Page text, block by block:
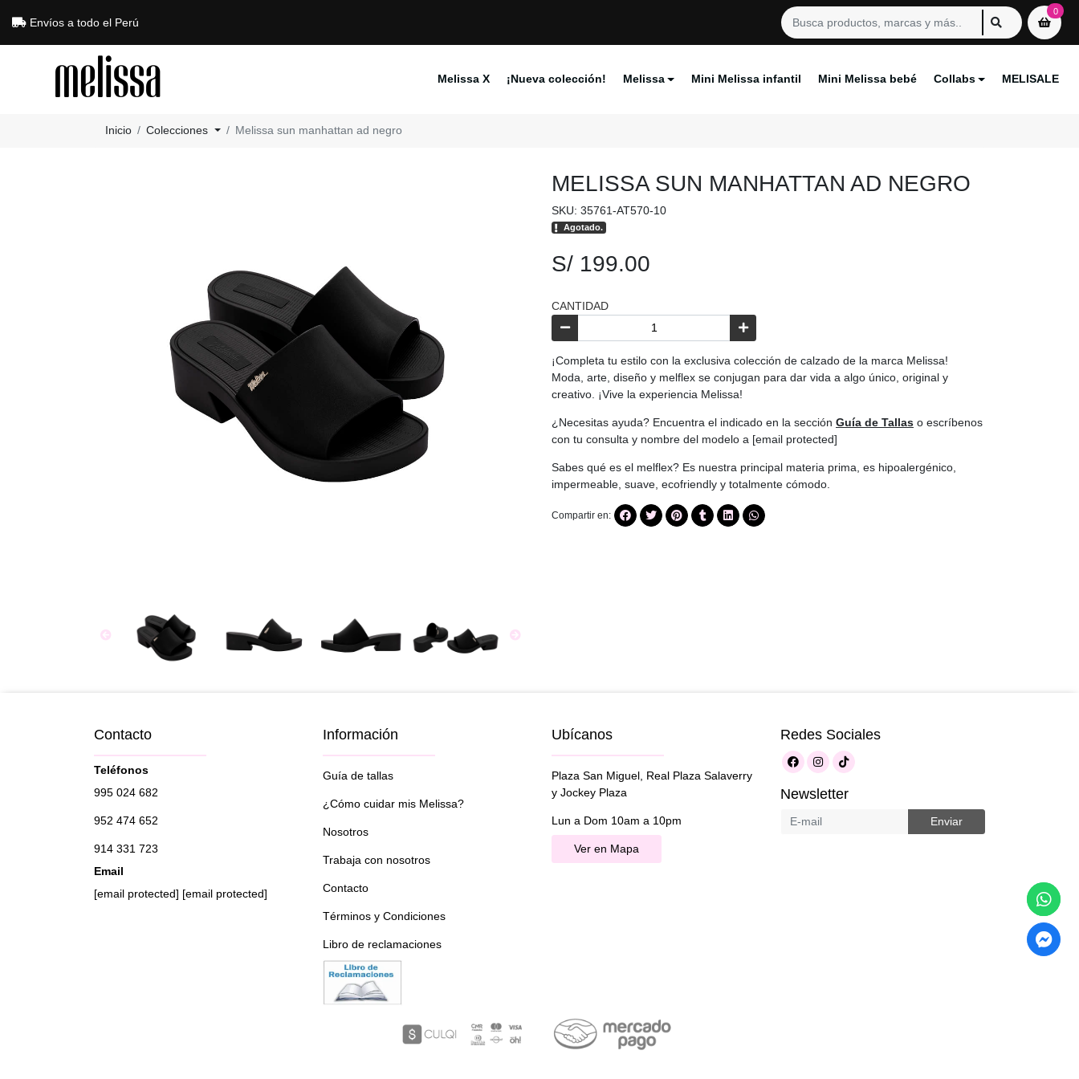
Envíos a todo el Perú
0
Melissa X ¡Nueva colección! Melissa Mini Melissa infantil Mini Melissa bebé Collabs MELISALE
Inicio Colecciones Melissa sun manhattan ad negro
MELISSA SUN MANHATTAN AD NEGRO
SKU: 35761-AT570-10
Agotado.
S/ 199.00
CANTIDAD
¡Completa tu estilo con la exclusiva colección de calzado de la marca Melissa!
Moda, arte, diseño y melflex se conjugan para dar vida a algo único, original y
creativo. ¡Vive la experiencia Melissa!
¿Necesitas ayuda? Encuentra el indicado en la sección Guía de Tallas o escríbenos
con tu consulta y nombre del modelo a [email protected]
Sabes qué es el melflex? Es nuestra principal materia prima, es hipoalergénico,
impermeable, suave, ecofriendly y totalmente cómodo.
Compartir en:
Contacto
Teléfonos
995 024 682
952 474 652
914 331 723
Email
[email protected] [email protected]
Información
Guía de tallas
¿Cómo cuidar mis Melissa?
Nosotros
Trabaja con nosotros
Contacto
Términos y Condiciones
Libro de reclamaciones
Ubícanos
Plaza San Miguel, Real Plaza Salaverry
y Jockey Plaza
Lun a Dom 10am a 10pm
Ver en Mapa
Redes Sociales
Newsletter
Enviar